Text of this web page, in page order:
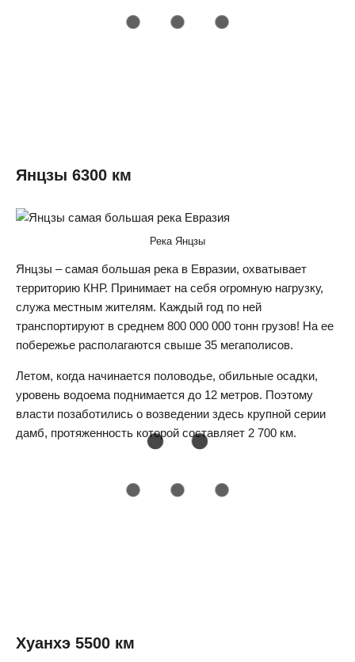
Янцзы 6300 км
Река Янцзы
Янцзы – самая большая река в Евразии, охватывает
территорию КНР. Принимает на себя огромную нагрузку,
служа местным жителям. Каждый год по ней
транспортируют в среднем 800 000 000 тонн грузов! На ее
побережье располагаются свыше 35 мегаполисов.
Летом, когда начинается половодье, обильные осадки,
уровень водоема поднимается до 12 метров. Поэтому
власти позаботились о возведении здесь крупной серии
дамб, протяженность которой составляет 2 700 км.
Хуанхэ 5500 км